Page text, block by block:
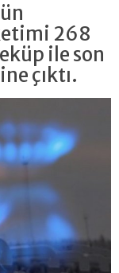
268
ile son
çıktı.